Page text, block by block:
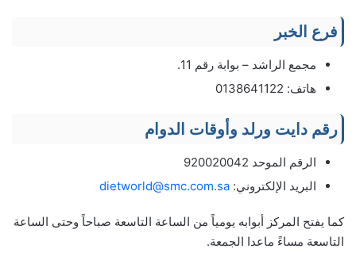
فرع الخبر
مجمع الراشد – بوابة رقم 11.
هاتف: 0138641122
رقم دايت ورلد وأوقات الدوام
الرقم الموحد 920020042
البريد الإلكتروني: dietworld@smc.com.sa
كما يفتح المركز أبوابه يومياً من الساعة التاسعة صباحاً وحتى الساعة
التاسعة مساءً ماعدا الجمعة.